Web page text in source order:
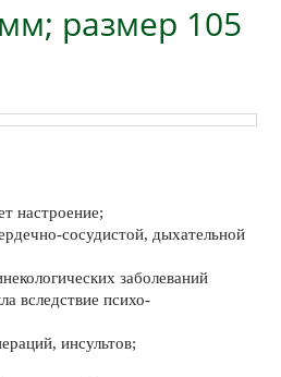
размер 105
настроение;
сосудистой, дыхательной
заболеваний
вследствие психо-
инсультов;